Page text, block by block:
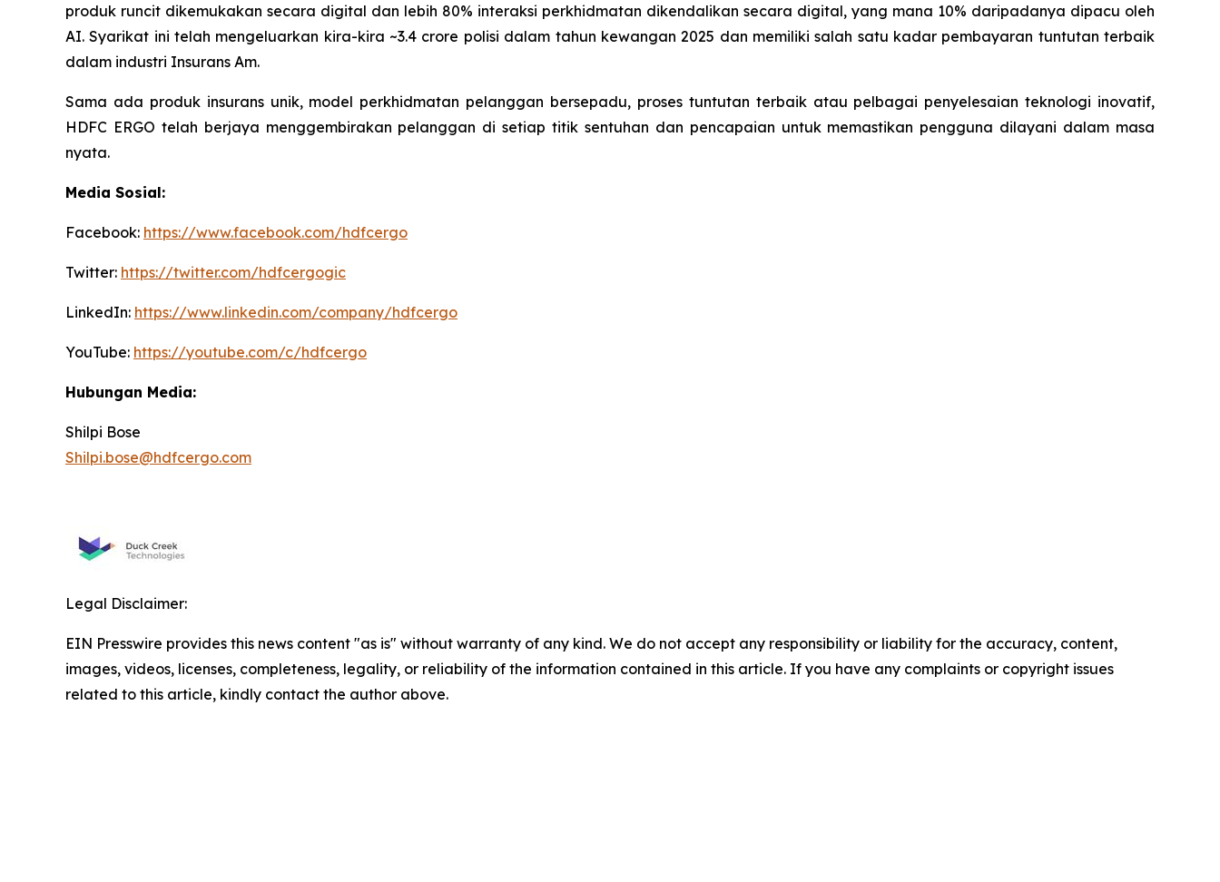
produk runcit dikemukakan secara digital dan lebih 80% interaksi perkhidmatan dikendalikan secara digital, yang mana 10% daripadanya dipacu oleh
AI. Syarikat ini telah mengeluarkan kira-kira ~3.4 crore polisi dalam tahun kewangan 2025 dan memiliki salah satu kadar pembayaran tuntutan terbaik
dalam industri Insurans Am.
Sama ada produk insurans unik, model perkhidmatan pelanggan bersepadu, proses tuntutan terbaik atau pelbagai penyelesaian teknologi inovatif,
HDFC ERGO telah berjaya menggembirakan pelanggan di setiap titik sentuhan dan pencapaian untuk memastikan pengguna dilayani dalam masa
nyata.
Media Sosial:
Facebook: https://www.facebook.com/hdfcergo
Twitter: https://twitter.com/hdfcergogic
LinkedIn: https://www.linkedin.com/company/hdfcergo
YouTube: https://youtube.com/c/hdfcergo
Hubungan Media:
Shilpi Bose
Shilpi.bose@hdfcergo.com
Legal Disclaimer:
EIN Presswire provides this news content "as is" without warranty of any kind. We do not accept any responsibility or liability for the accuracy, content,
images, videos, licenses, completeness, legality, or reliability of the information contained in this article. If you have any complaints or copyright issues
related to this article, kindly contact the author above.